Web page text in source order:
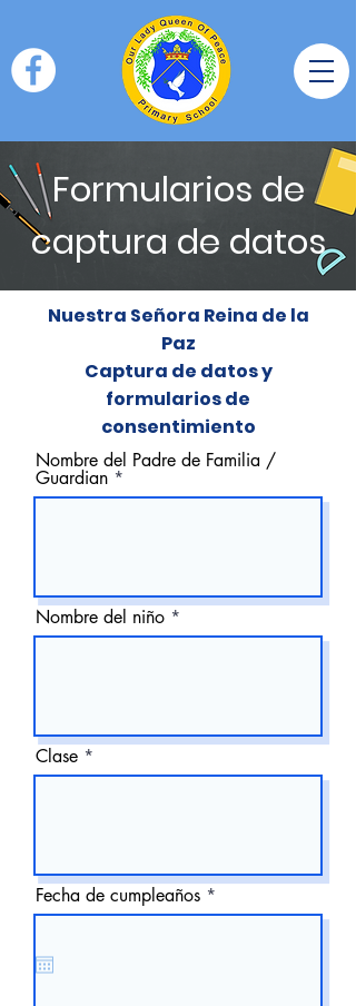
Formularios de
captura de datos
Nuestra Señora Reina de la
Paz
Captura de datos y
formularios de
consentimiento
Nombre del Padre de Familia /
Guardian
Nombre del niño
Clase
Fecha de cumpleaños *
e